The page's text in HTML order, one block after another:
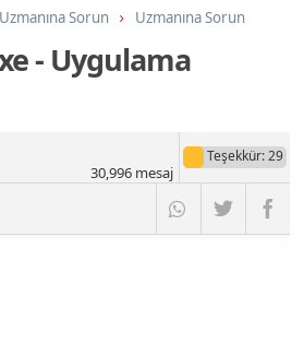
Uzmanına Sorun Uzmanına Sorun
- Uygulama
Teşekkür: 29
30,996mesaj